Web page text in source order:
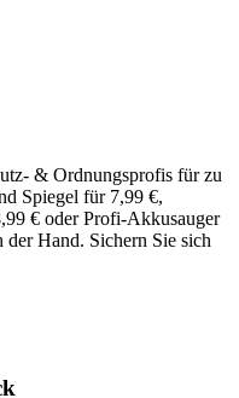
& Ordnungsprofis für zu
Spiegel für 7,99 €,
€ oder Profi-Akkusauger
der Hand. Sichern Sie sich